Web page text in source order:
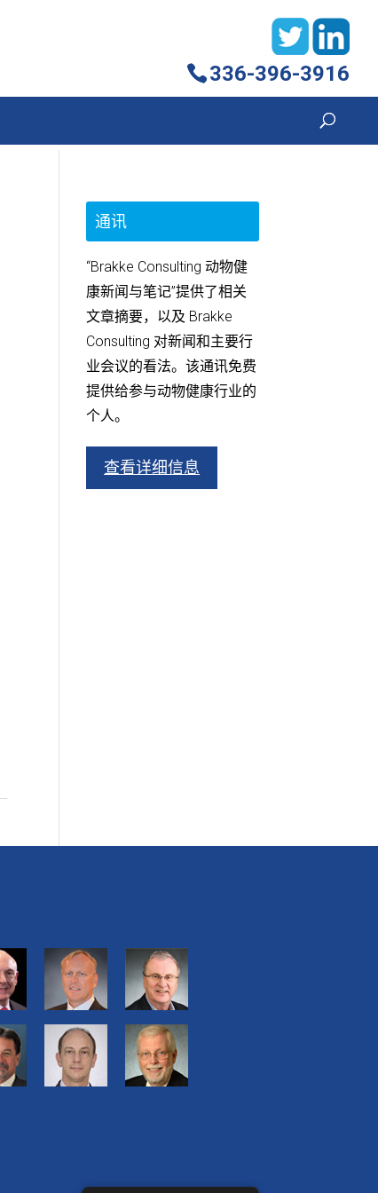
336-396-3916
通讯
“Brakke Consulting 动物健
康新闻与笔记”提供了相关
文章摘要，以及 Brakke
Consulting 对新闻和主要行
业会议的看法。该通讯免费
提供给参与动物健康行业的
个人。
查看详细信息